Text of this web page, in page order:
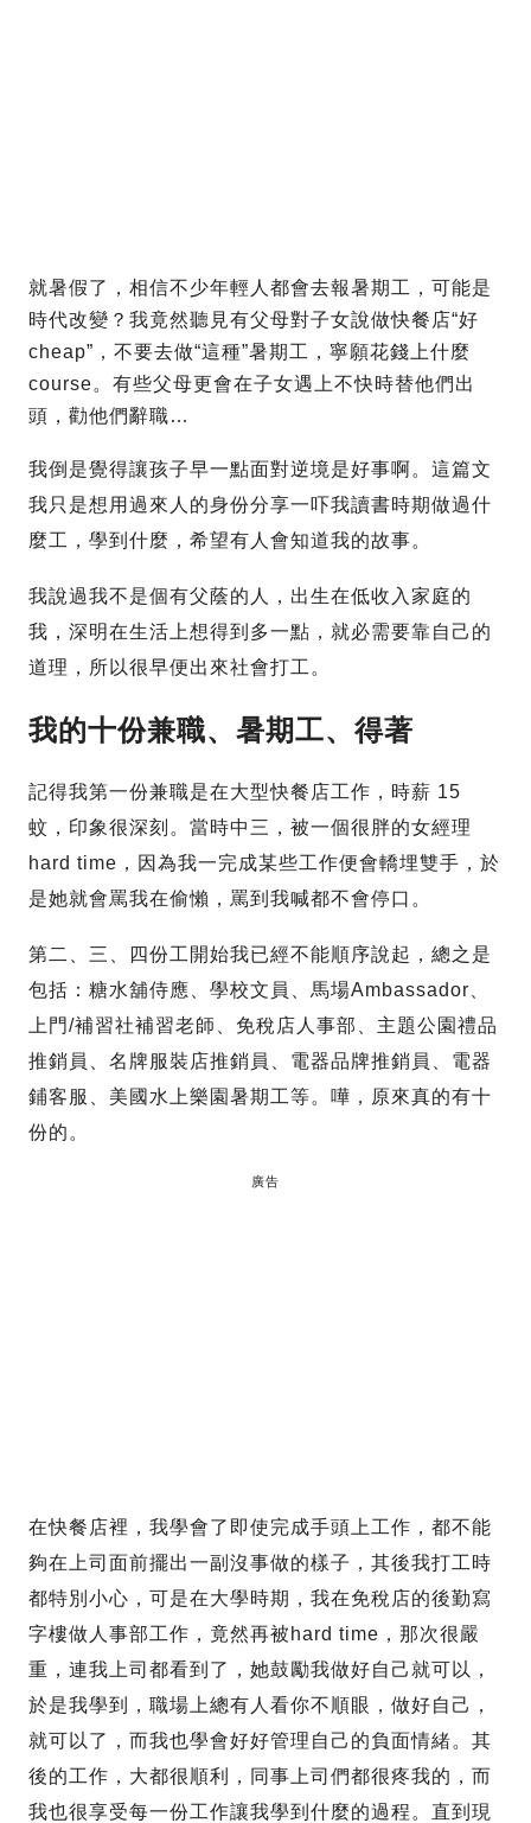
就暑假了，相信不少年輕人都會去報暑期工，可能是
時代改變？我竟然聽見有父母對子女說做快餐店“好
cheap”，不要去做“這種”暑期工，寧願花錢上什麼
course。有些父母更會在子女遇上不快時替他們出
頭，勸他們辭職…
我倒是覺得讓孩子早一點面對逆境是好事啊。這篇文
我只是想用過來人的身份分享一吓我讀書時期做過什
麼工，學到什麼，希望有人會知道我的故事。
我說過我不是個有父蔭的人，出生在低收入家庭的
我，深明在生活上想得到多一點，就必需要靠自己的
道理，所以很早便出來社會打工。
我的十份兼職、暑期工、得著
記得我第一份兼職是在大型快餐店工作，時薪 15
蚊，印象很深刻。當時中三，被一個很胖的女經理
hard time，因為我一完成某些工作便會轎埋雙手，於
是她就會罵我在偷懶，罵到我喊都不會停口。
第二、三、四份工開始我已經不能順序說起，總之是
包括：糖水舖侍應、學校文員、馬場Ambassador、
上門/補習社補習老師、免稅店人事部、主題公園禮品
推銷員、名牌服裝店推銷員、電器品牌推銷員、電器
鋪客服、美國水上樂園暑期工等。嘩，原來真的有十
份的。
廣告
在快餐店裡，我學會了即使完成手頭上工作，都不能
夠在上司面前擺出一副沒事做的樣子，其後我打工時
都特別小心，可是在大學時期，我在免稅店的後勤寫
字樓做人事部工作，竟然再被hard time，那次很嚴
重，連我上司都看到了，她鼓勵我做好自己就可以，
於是我學到，職場上總有人看你不順眼，做好自己，
就可以了，而我也學會好好管理自己的負面情緒。其
後的工作，大都很順利，同事上司們都很疼我的，而
我也很享受每一份工作讓我學到什麼的過程。直到現